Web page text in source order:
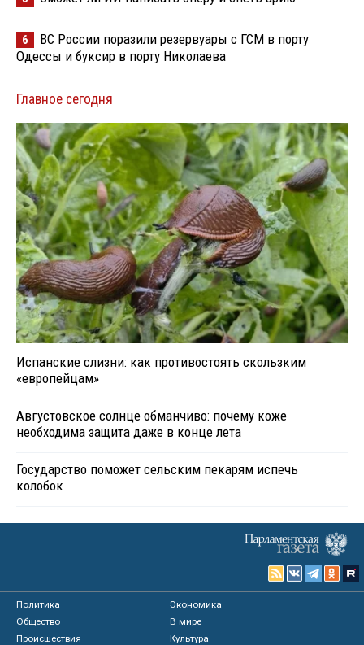
6
ВС России поразили резервуары с ГСМ в порту
Одессы и буксир в порту Николаева
Главное сегодня
Испанские слизни: как противостоять скользким
«европейцам»
Августовское солнце обманчиво: почему коже
необходима защита даже в конце лета
Государство поможет сельским пекарям испечь
колобок
Политика
Экономика
Общество
В мире
Происшествия
Культура